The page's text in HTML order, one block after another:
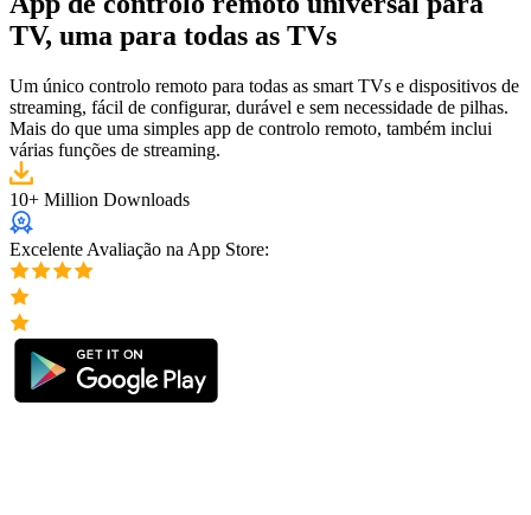
TV, uma para todas as TVs
Um único controlo remoto para todas as smart TVs e dispositivos de
streaming, fácil de configurar, durável e sem necessidade de pilhas.
Mais do que uma simples app de controlo remoto, também inclui
várias funções de streaming.
10+ Million Downloads
Excelente Avaliação na App Store: